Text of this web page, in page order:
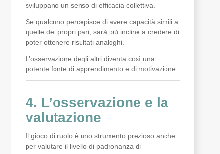
sviluppano un senso di efficacia collettiva.
Se qualcuno percepisce di avere capacità simili a
quelle dei propri pari, sarà più incline a credere di
poter ottenere risultati analoghi.
L’osservazione degli altri diventa così una
potente fonte di apprendimento e di motivazione.
4. L’osservazione e la
valutazione
Il gioco di ruolo è uno strumento prezioso anche
per valutare il livello di padronanza di